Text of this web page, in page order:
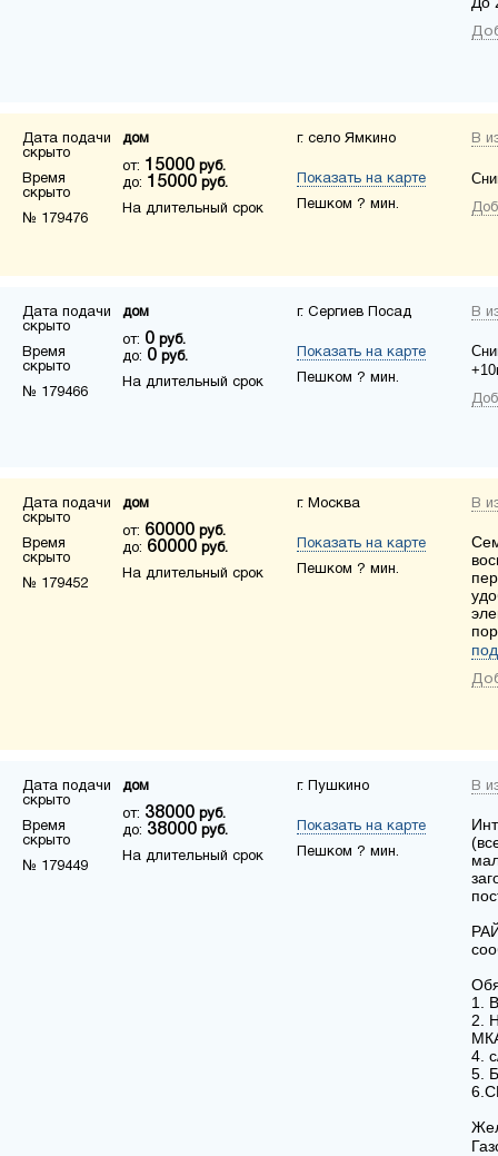
Дата подачи
скрыто
Время
скрыто
№ 179476
дом
от: 15000 руб.
до: 15000 руб.
На длительный срок
г. село Ямкино
Показать на карте
Пешком ? мин.
В
Дата подачи
скрыто
Время
скрыто
№ 179466
дом
от: 0 руб.
до: 0 руб.
На длительный срок
г. Сергиев Посад
Показать на карте
Пешком ? мин.
В
Дата подачи
скрыто
Время
скрыто
№ 179452
дом
от: 60000 руб.
до: 60000 руб.
На длительный срок
г. Москва
Показать на карте
Пешком ? мин.
В
Дата подачи
скрыто
Время
скрыто
№ 179449
дом
от: 38000 руб.
до: 38000 руб.
На длительный срок
г. Пушкино
Показать на карте
Пешком ? мин.
В
1.
2.
4.
5.